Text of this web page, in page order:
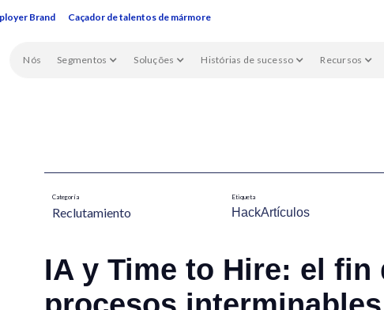
Brand Caçador de talentos de mármore
Nós Segmentos Soluções Histórias de sucesso Recursos
Categoría
Reclutamiento​
Etiqueta
HackArtículos
IA y Time to Hire: el fin